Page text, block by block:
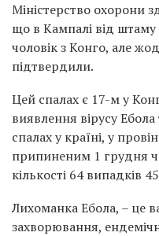
Міністерство охорони
що в Кампалі від штаму
чоловік з Конго, але
підтвердили.
Цей спалах є 17-м у
виявлення вірусу
спалах у країні, у
припиненим 1 грудня
кількості 64 випадків
Лихоманка Ебола, – це
захворювання,